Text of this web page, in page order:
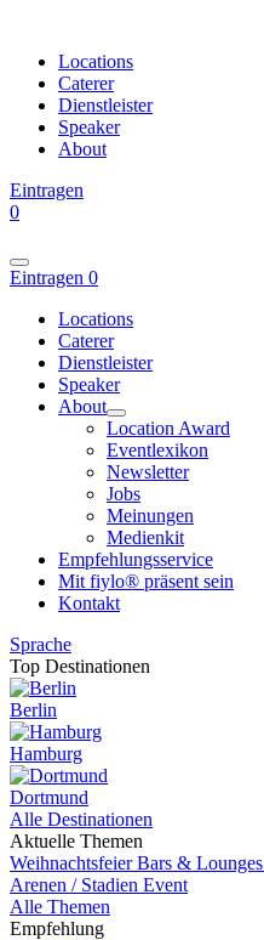
Locations
Caterer
Dienstleister
Speaker
About
Eintragen
0
Eintragen 0
Locations
Caterer
Dienstleister
Speaker
About
Location Award
Eventlexikon
Newsletter
Jobs
Meinungen
Medienkit
Empfehlungsservice
Mit fiylo® präsent sein
Kontakt
Sprache
Top Destinationen
Berlin
Hamburg
Dortmund
Alle Destinationen
Aktuelle Themen
WeihnachtsfeierBars & Lounges
Arenen / Stadien Event
Alle Themen
Empfehlung